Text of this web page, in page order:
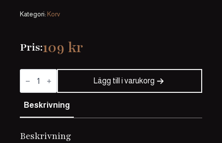
Kategori: Korv
Pris:109 kr
Stek
Lägg till i varukorg
Beskrivning
Beskrivning